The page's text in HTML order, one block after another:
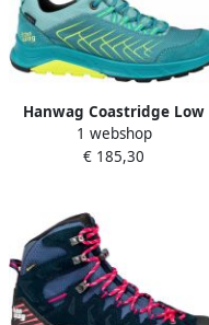
Hanwag Coastridge Low
Lady ES Wandelschoenen
1 webshop
€ 185,30